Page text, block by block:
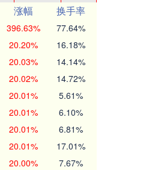
涨幅
换手率
396.63% 77.64%
20.20% 16.18%
20.03% 14.14%
20.02% 14.72%
20.01% 5.61%
20.01% 6.10%
20.01% 6.81%
20.01% 17.01%
20.00% 7.67%